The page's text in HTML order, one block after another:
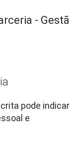
pode indicar
e